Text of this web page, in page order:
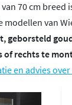
70 cm
van
geborsteld
of rechts te
en advies